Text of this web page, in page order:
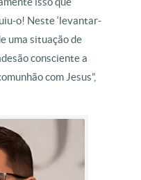
o! Neste ‘levantar-
uma situação de
consciente a
com Jesus”,